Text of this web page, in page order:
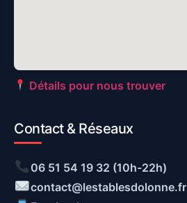
Détails pour nous trouver
Contact & Réseaux
06 51 54 19 32 (10h-22h)
contact@lestablesdolonne.fr